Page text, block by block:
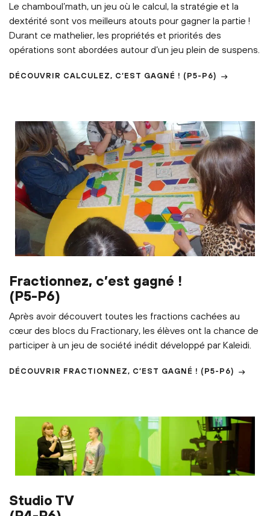
Le chamboul’math, un jeu où le calcul, la stratégie et la
dextérité sont vos meilleurs atouts pour gagner la partie !
Durant ce mathelier, les propriétés et priorités des
opérations sont abordées autour d’un jeu plein de suspens.
DÉCOUVRIR CALCULEZ, C’EST GAGNÉ ! (P5-P6)
Fractionnez, c’est gagné !
(P5-P6)
Après avoir découvert toutes les fractions cachées au
cœur des blocs du Fractionary, les élèves ont la chance de
participer à un jeu de société inédit développé par Kaleidi.
DÉCOUVRIR FRACTIONNEZ, C’EST GAGNÉ ! (P5-P6)
Studio TV